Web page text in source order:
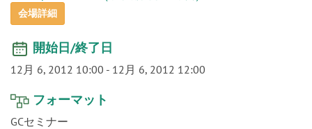
会場詳細
開始日/終了日
12月 6, 2012 10:00 - 12月 6, 2012 12:00
フォーマット
GCセミナー